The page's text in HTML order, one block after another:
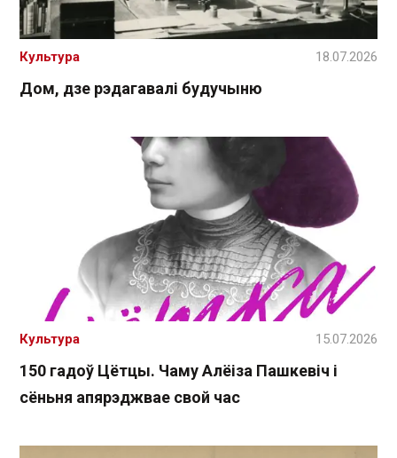
Дом, дзе рэдагавалі будучыню
Культура 18.07.2026
150 гадоў Цётцы. Чаму Алёіза Пашкевіч і
сёньня апярэджвае свой час
Культура 15.07.2026